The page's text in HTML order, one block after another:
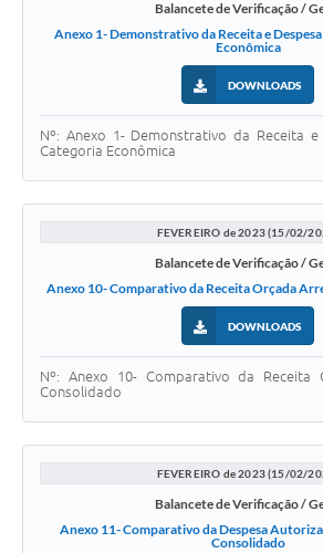
Balancete de Verificação /
Anexo 1- Demonstrativo da Receita e
Econômica
DOWNLOADS
Nº: Anexo 1- Demonstrativo da Receita e
Categoria Econômica
FEVEREIRO de 2023 (15/02/
Balancete de Verificação /
Anexo 10- Comparativo da Receita Orçada
DOWNLOADS
Nº: Anexo 10- Comparativo da Receita
Consolidado
FEVEREIRO de 2023 (15/02/
Balancete de Verificação /
Anexo 11- Comparativo da Despesa
Consolidado